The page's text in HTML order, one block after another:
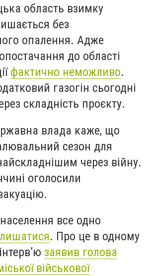
область взимку
без
опалення. Адже
до області
фактично неможливо.
газогін сьогодні
складність проєкту.
влада каже, що
сезон для
через війну.
оголосили
все одно
. Про це в одному
заявив голова
військової